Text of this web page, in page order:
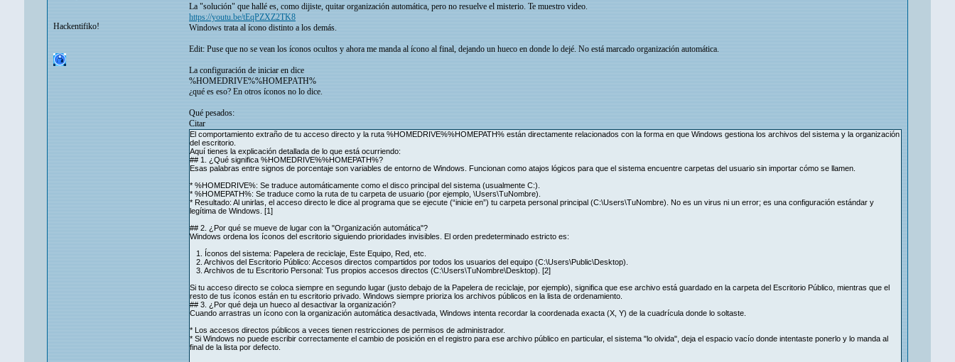
Hackentifiko!
La "solución" que hallé es, como dijiste, quitar organización automática, pero no resuelve el misterio. Te muestro video.
https://youtu.be/tEqPZXZ2TK8
Windows trata al ícono distinto a los demás.
Edit: Puse que no se vean los íconos ocultos y ahora me manda al ícono al final, dejando un hueco en donde lo dejé. No está marcado organización automática.
La configuración de iniciar en dice
%HOMEDRIVE%%HOMEPATH%
¿qué es eso? En otros íconos no lo dice.
Qué pesados:
Citar
El comportamiento extraño de tu acceso directo y la ruta %HOMEDRIVE%%HOMEPATH% están directamente relacionados con la forma en que Windows gestiona los archivos del sistema y la organización
del escritorio.
Aquí tienes la explicación detallada de lo que está ocurriendo:
## 1. ¿Qué significa %HOMEDRIVE%%HOMEPATH%?
Esas palabras entre signos de porcentaje son variables de entorno de Windows. Funcionan como atajos lógicos para que el sistema encuentre carpetas del usuario sin importar cómo se llamen.
* %HOMEDRIVE%: Se traduce automáticamente como el disco principal del sistema (usualmente C:).
* %HOMEPATH%: Se traduce como la ruta de tu carpeta de usuario (por ejemplo, \Users\TuNombre).
* Resultado: Al unirlas, el acceso directo le dice al programa que se ejecute (“inicie en”) tu carpeta personal principal (C:\Users\TuNombre). No es un virus ni un error; es una configuración estándar y
legítima de Windows. [1]
## 2. ¿Por qué se mueve de lugar con la "Organización automática"?
Windows ordena los íconos del escritorio siguiendo prioridades invisibles. El orden predeterminado estricto es:
1. Íconos del sistema: Papelera de reciclaje, Este Equipo, Red, etc.
2. Archivos del Escritorio Público: Accesos directos compartidos por todos los usuarios del equipo (C:\Users\Public\Desktop).
3. Archivos de tu Escritorio Personal: Tus propios accesos directos (C:\Users\TuNombre\Desktop). [2]
Si tu acceso directo se coloca siempre en segundo lugar (justo debajo de la Papelera de reciclaje, por ejemplo), significa que ese archivo está guardado en la carpeta del Escritorio Público, mientras que el
resto de tus íconos están en tu escritorio privado. Windows siempre prioriza los archivos públicos en la lista de ordenamiento.
## 3. ¿Por qué deja un hueco al desactivar la organización?
Cuando arrastras un ícono con la organización automática desactivada, Windows intenta recordar la coordenada exacta (X, Y) de la cuadrícula donde lo soltaste.
* Los accesos directos públicos a veces tienen restricciones de permisos de administrador.
* Si Windows no puede escribir correctamente el cambio de posición en el registro para ese archivo público en particular, el sistema "lo olvida", deja el espacio vacío donde intentaste ponerlo y lo manda al
final de la lista por defecto.